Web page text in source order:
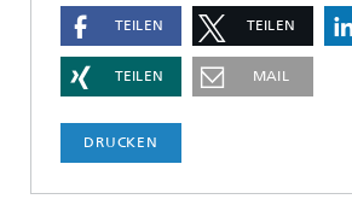
TEILEN TEILEN
TEILEN MAIL
DRUCKEN